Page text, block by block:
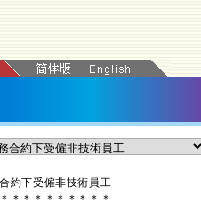
約下受僱非技術員工
＊ ＊ ＊ ＊ ＊ ＊ ＊ ＊ ＊ ＊